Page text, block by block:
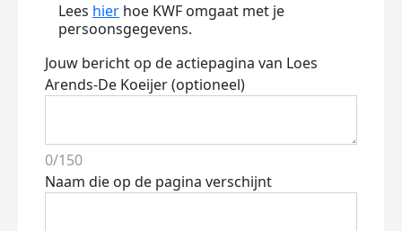
Lees hier hoe KWF omgaat met je
persoonsgegevens.
Jouw bericht op de actiepagina van Loes
Arends-De Koeijer (optioneel)
0/150
Naam die op de pagina verschijnt